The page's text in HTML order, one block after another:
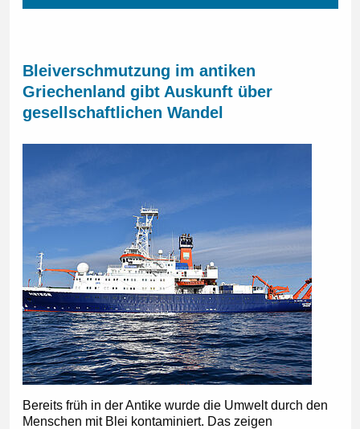
Bleiverschmutzung im antiken
Griechenland gibt Auskunft über
gesellschaftlichen Wandel
Bereits früh in der Antike wurde die Umwelt durch den
Menschen mit Blei kontaminiert. Das zeigen